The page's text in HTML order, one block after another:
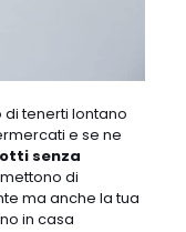
tenerti lontano
e se ne
senza
di
ma anche la tua
in casa